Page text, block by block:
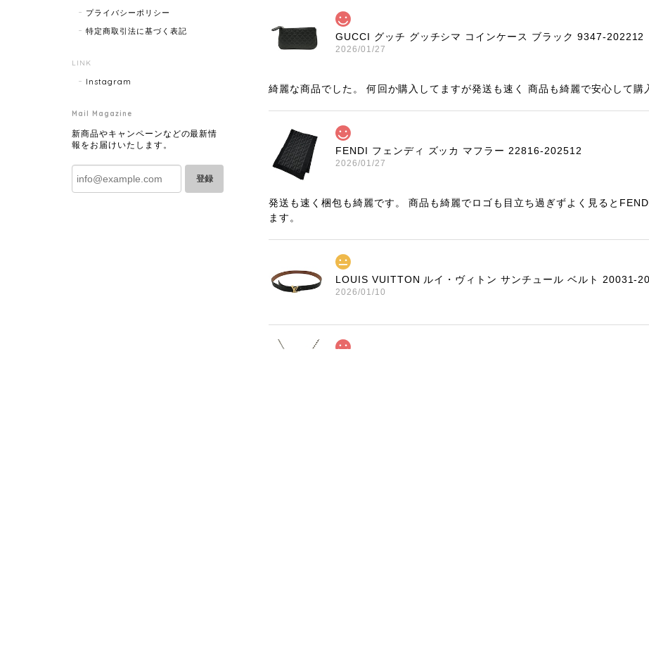
GUCCI グッチ グッチシマ コインケース ブラック 9347-202212
2026/01/27
綺麗な商品でした。 何回か購入してますが発送も速く 商品も綺麗で安心して購
FENDI フェンディ ズッカ マフラー 22816-202512
2026/01/27
発送も速く梱包も綺麗です。 商品も綺麗でロゴも目立ち過ぎずよく見ると
ます。
LOUIS VUITTON ルイ・ヴィトン サンチュール ベルト 20031-
2026/01/10
プライバシーポリシー
特定商取引法に基づく表記
LINK
Instagram
Mail Magazine
新商品やキャンペーンなどの最新情
報をお届けいたします。
登録